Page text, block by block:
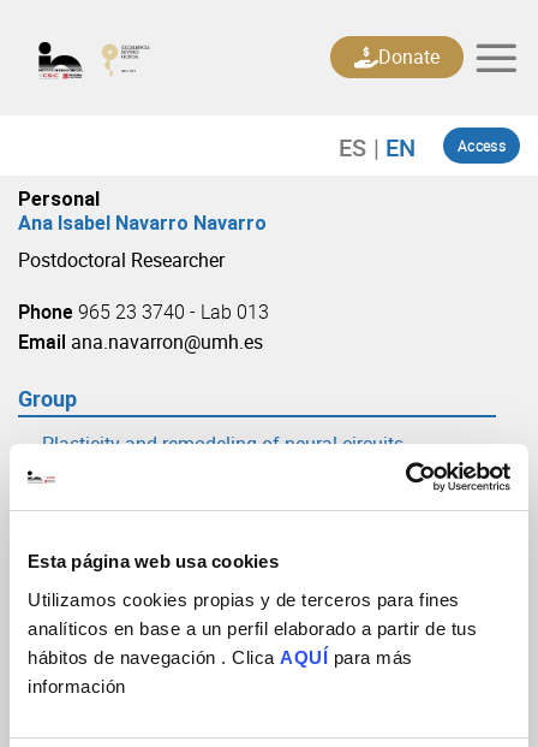
Esta página web usa cookies
Utilizamos cookies propias y de terceros para fines
analíticos en base a un perfil elaborado a partir de tus
hábitos de navegación . Clica AQUÍ para más
información
content
Access
Donate
Personal
Ana Isabel Navarro Navarro
Postdoctoral Researcher
Phone 965 23 3740 - Lab 013
Email ana.navarron@umh.es
Group
Plasticity and remodeling of neural circuits
(URL: https://in.umh-csic.es/group3894)
Ana Isabel Navarro